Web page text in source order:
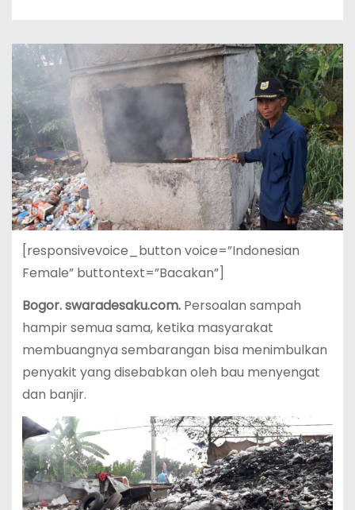
[responsivevoice_button voice=”Indonesian
Female” buttontext=”Bacakan”]
Bogor. swaradesaku.com.Persoalan sampah
hampir semua sama, ketika masyarakat
membuangnya sembarangan bisa menimbulkan
penyakit yang disebabkan oleh bau menyengat
dan banjir.